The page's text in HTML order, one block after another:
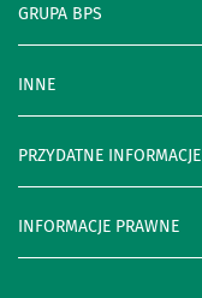
GRUPA BPS
INNE
PRZYDATNE INFORMACJE
INFORMACJE PRAWNE